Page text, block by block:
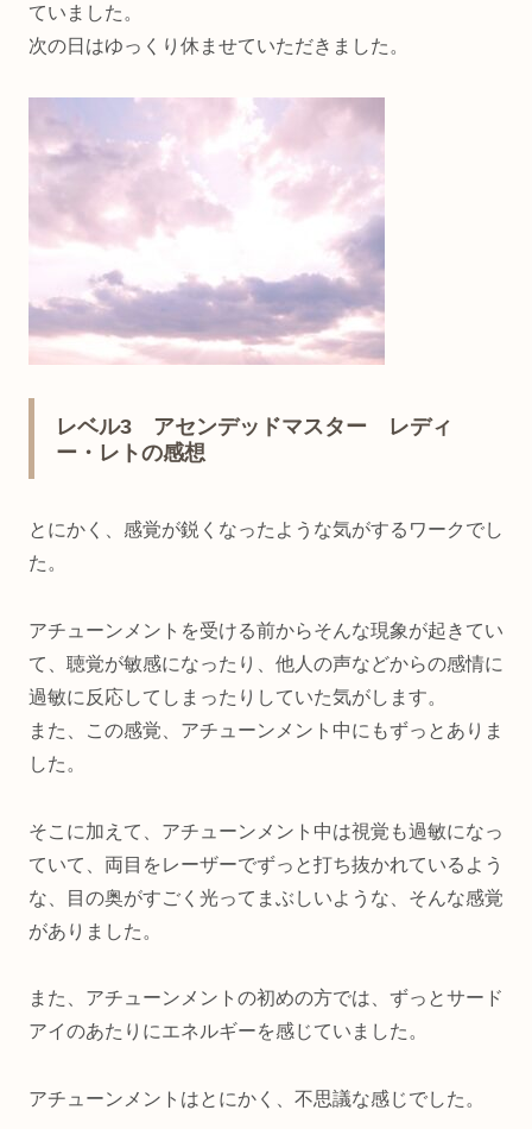
ていました。
次の日はゆっくり休ませていただきました。
レベル3 アセンデッドマスター レディ
ー・レトの感想
とにかく、感覚が鋭くなったような気がするワークでし
た。
アチューンメントを受ける前からそんな現象が起きてい
て、聴覚が敏感になったり、他人の声などからの感情に
過敏に反応してしまったりしていた気がします。
また、この感覚、アチューンメント中にもずっとありま
した。
そこに加えて、アチューンメント中は視覚も過敏になっ
ていて、両目をレーザーでずっと打ち抜かれているよう
な、目の奥がすごく光ってまぶしいような、そんな感覚
がありました。
また、アチューンメントの初めの方では、ずっとサード
アイのあたりにエネルギーを感じていました。
アチューンメントはとにかく、不思議な感じでした。